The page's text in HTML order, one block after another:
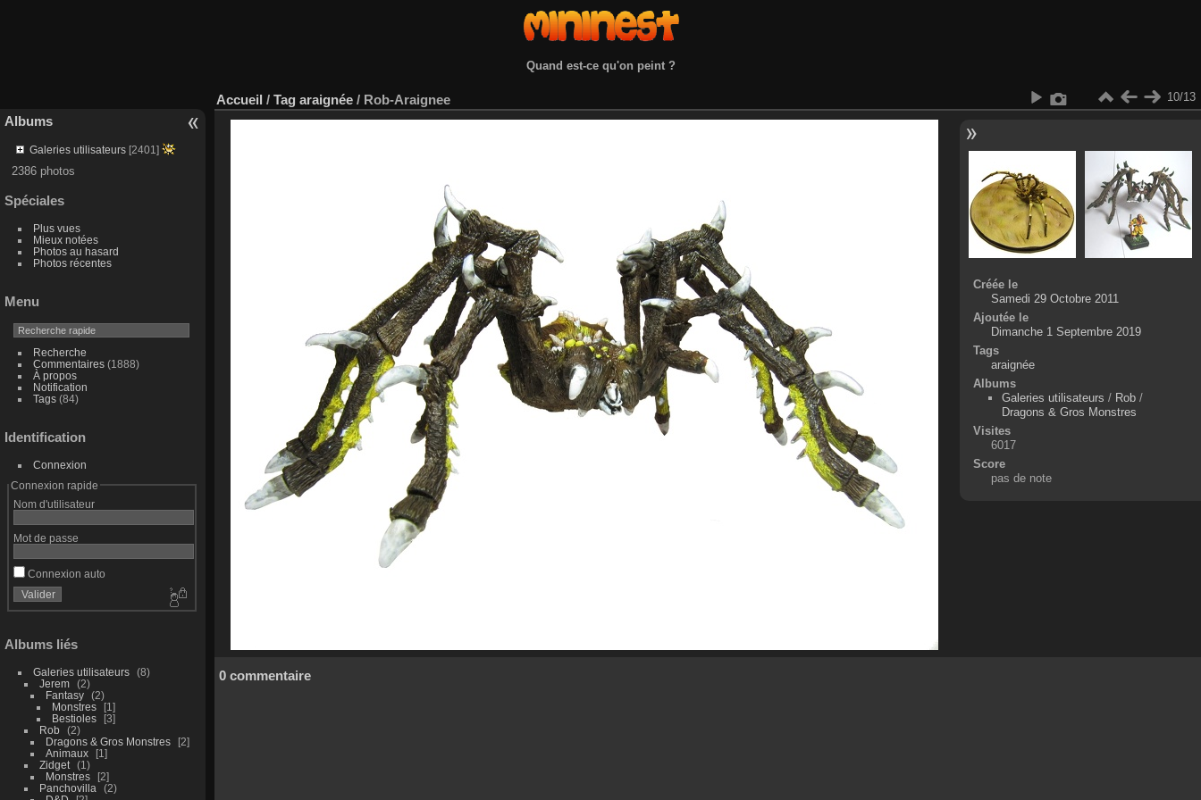
Quand est-ce qu'on peint ?
Albums
Galeries utilisateurs[2401]
2386 photos
Spéciales
Plus vues
Mieux notées
Photos au hasard
Photos récentes
Menu
Recherche
Commentaires(1888)
À propos
Notification
Tags(84)
Identification
Connexion
Connexion rapide
Nom d'utilisateur
Mot de passe
Connexion auto
Albums liés
Galeries utilisateurs
8
Jerem
2
Fantasy
2
Monstres
1
Bestioles
3
Rob
2
Dragons & Gros Monstres
2
Animaux
1
Zidget
1
Monstres
2
Panchovilla
2
Accueil / Tag araignée / Rob-Araignee 10/13
Créée le
Samedi 29 Octobre 2011
Ajoutée le
Dimanche 1 Septembre 2019
Tags
araignée
Albums
Galeries utilisateurs / Rob /
Dragons & Gros Monstres
Visites
6017
Score
pas de note
0 commentaire